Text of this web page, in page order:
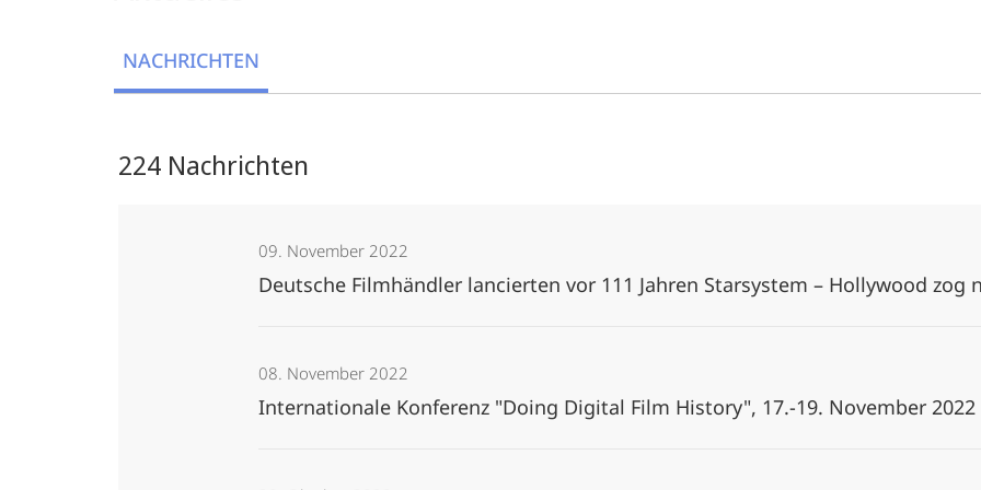
NACHRICHTEN
224 Nachrichten
09. November 2022
Deutsche Filmhändler lancierten vor 111 Jahren Starsystem – Hollywood zog
08. November 2022
Internationale Konferenz "Doing Digital Film History", 17.-19. November 2022